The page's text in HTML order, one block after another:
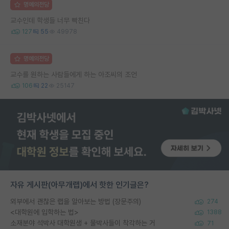
명예의전당
교수인데 학생들 너무 빡친다
127 55 49978
명예의전당
교수를 원하는 사람들에게 하는 아조씨의 조언
106 22 25147
자유 게시판(아무개랩)에서 핫한 인기글은?
외부에서 괜찮은 랩을 알아보는 방법 (장문주의) 274
<대학원에 입학하는 법> 1388
소재분야 석박사 대학원생 + 물박사들이 착각하는 거 71